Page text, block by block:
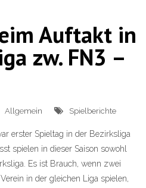
Auftakt in
zw. FN3 –
Allgemein Spielberichte
erster Spieltag in der Bezirksliga
spielen in dieser Saison sowohl
Es ist Brauch, wenn zwei
in der gleichen Liga spielen,